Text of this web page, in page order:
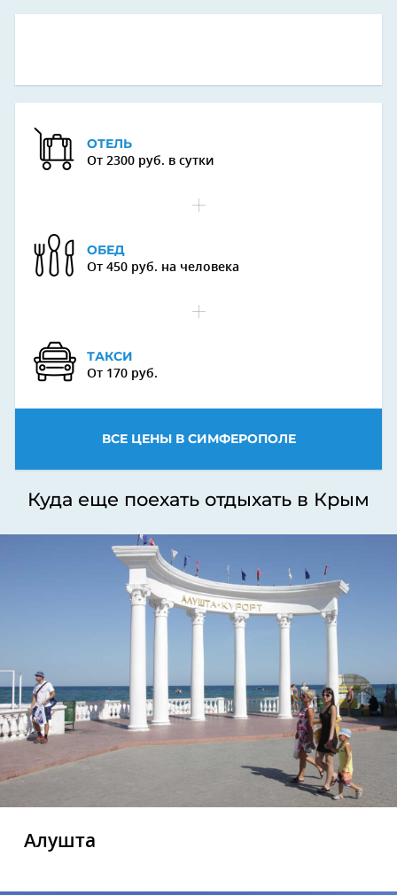
ОТЕЛЬ
От 2300 руб. в сутки
ОБЕД
От 450 руб. на человека
ТАКСИ
От 170 руб.
ВСЕ ЦЕНЫ В СИМФЕРОПОЛЕ
Куда еще поехать отдыхать в Крым
Алушта